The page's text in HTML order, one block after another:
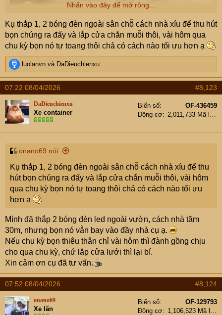
nghiệm mách nước giùm.
Chẳng là cả tuần nay, tối nào cũng có hàng dàn thiêu
thân bay vào nhà, cứ tầm 1h quét ra từng đống to đùng.
Chúng rớt vào khắp mọi nơi, ly nước đang uống cũng
phải bỏđi. Ngoài ra, giường chiếu cũng đầy xác thiêu
Tắt đèn thì đỡ, nhưng chẳng lẽ cứ phải sống thầm?
Mông được các cụ mợ chỉ bảo giúp. Xin đa tạ
Nhấn vào đây để mở rộng...
Kụ thắp 1, 2 bóng đèn ngoài sân chỗ cách nhà xíu để thu hút
bọn chúng ra đấy và lắp cửa chắn muỗi thôi, vài hôm qua
chu kỳ bọn nó tự toang thôi chả có cách nào tối ưu hơn ạ
R
e
a
c
t
i
o
n
s
luolanvn và DaDieuchienxu
07:22 08/04/2026 #8,123
DaDieuchienxu
Xe container
Biển số
OF-436459
Động cơ
onano69 nói:
Kụ thắp 1, 2 bóng đèn ngoài sân chỗ cách nhà xíu để thu
hút bọn chúng ra đấy và lắp cửa chắn muỗi thôi, vài hôm
qua chu kỳ bọn nó tự toang thôi chả có cách nào tối ưu
hơn ạ
Mình đã thắp 2 bóng đèn led ngoài vườn, cách nhà tầm
30m, nhưng bọn nó vẫn bay vào đầy nhà cụ ạ.
Nếu chu kỳ bọn thiêu thân chỉ vài hôm thì đành gồng chịu
cho qua chu kỳ, chứ lắp cửa lưới thì lại bí.
Xin cảm ơn cụ đã tư vấn.
07:52 08/04/2026 #8,124
onano69
Xe lăn
Biển số
OF-129793
Động cơ